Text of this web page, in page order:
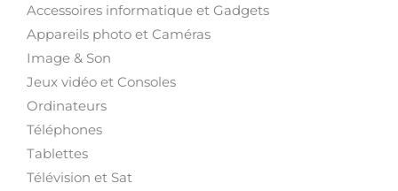
Accessoires informatique et Gadgets
Appareils photo et Caméras
Image & Son
Jeux vidéo et Consoles
Ordinateurs
Téléphones
Tablettes
Télévision et Sat